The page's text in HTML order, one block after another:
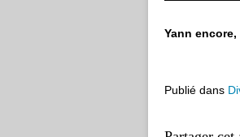
Yann
Publié dans